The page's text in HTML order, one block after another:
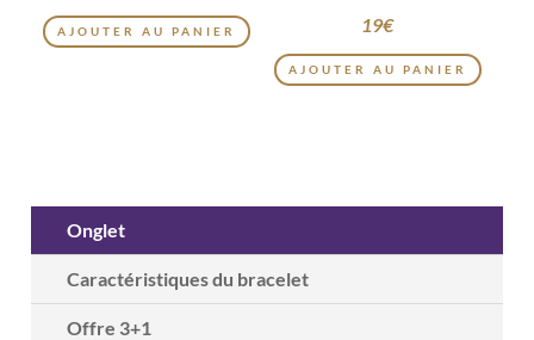
AJOUTER AU PANIER 19€
AJOUTER AU PANIER
Onglet
Caractéristiques du bracelet
Offre 3+1